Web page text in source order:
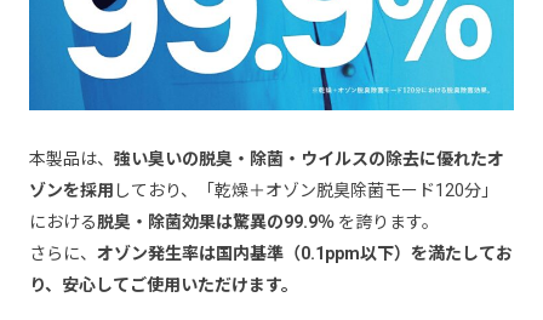
本製品は、 強い臭いの脱臭・除菌・ウイルスの除去に優れたオ
ゾンを採用 しており、「乾燥＋オゾン脱臭除菌モード120分」
における脱臭・除菌効果は驚異の99.9％ を誇ります。
さらに、 オゾン発生率は国内基準（0.1ppm以下）を満たしてお
り、安心してご使用いただけます。